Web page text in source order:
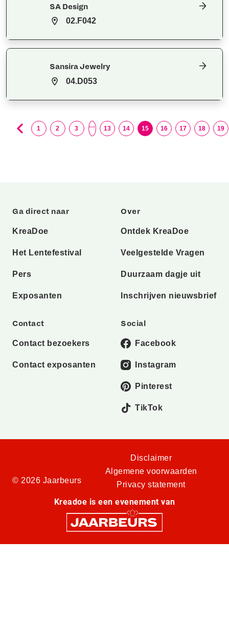
SA Design
02.F042
Sansira Jewelry
04.D053
1 2 3 … 13 14 15 16 17 18 19
Ga direct naar
KreaDoe
Het Lentefestival
Pers
Exposanten
Over
Ontdek KreaDoe
Veelgestelde Vragen
Duurzaam dagje uit
Inschrijven nieuwsbrief
Contact
Contact bezoekers
Contact exposanten
Social
Facebook
Instagram
Pinterest
TikTok
© 2026 Jaarbeurs
Disclaimer
Algemene voorwaarden
Privacy statement
Kreadoe is een evenement van